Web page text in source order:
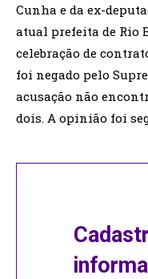
Cunha e da ex-
atual prefeita de Rio
celebração de
foi negado pelo
acusação não
dois. A opinião foi